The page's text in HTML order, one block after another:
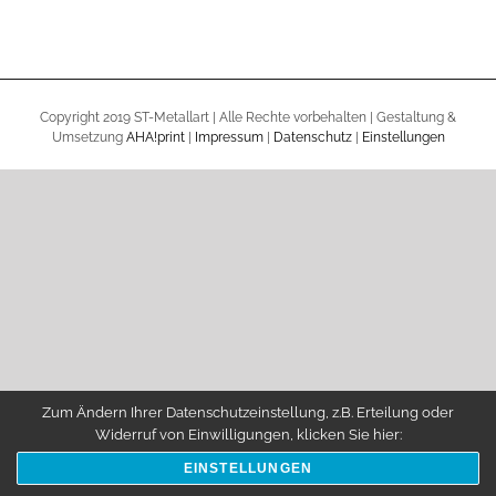
Copyright 2019 ST-Metallart | Alle Rechte vorbehalten | Gestaltung &
Umsetzung AHA!print| Impressum| Datenschutz| Einstellungen
Zum Ändern Ihrer Datenschutzeinstellung, z.B. Erteilung oder
Widerruf von Einwilligungen, klicken Sie hier:
EINSTELLUNGEN